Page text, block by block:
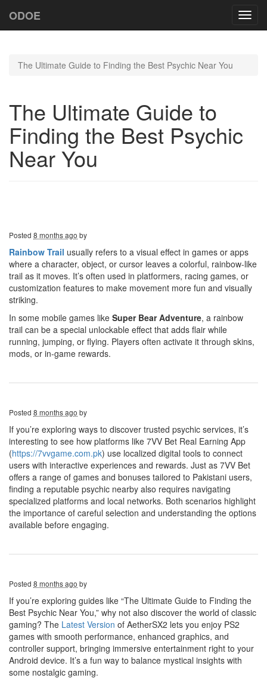
ODOE
The Ultimate Guide to Finding the Best Psychic Near You
The Ultimate Guide to
Finding the Best Psychic
Near You
Posted 8 months ago by
Rainbow Trail usually refers to a visual effect in games or apps
where a character, object, or cursor leaves a colorful, rainbow-like
trail as it moves. It’s often used in platformers, racing games, or
customization features to make movement more fun and visually
striking.
In some mobile games like Super Bear Adventure, a rainbow
trail can be a special unlockable effect that adds flair while
running, jumping, or flying. Players often activate it through skins,
mods, or in-game rewards.
Posted 8 months ago by
If you’re exploring ways to discover trusted psychic services, it’s
interesting to see how platforms like 7VV Bet Real Earning App
(https://7vvgame.com.pk) use localized digital tools to connect
users with interactive experiences and rewards. Just as 7VV Bet
offers a range of games and bonuses tailored to Pakistani users,
finding a reputable psychic nearby also requires navigating
specialized platforms and local networks. Both scenarios highlight
the importance of careful selection and understanding the options
available before engaging.
Posted 8 months ago by
If you’re exploring guides like “The Ultimate Guide to Finding the
Best Psychic Near You,” why not also discover the world of classic
gaming? The Latest Version of AetherSX2 lets you enjoy PS2
games with smooth performance, enhanced graphics, and
controller support, bringing immersive entertainment right to your
Android device. It’s a fun way to balance mystical insights with
some nostalgic gaming.